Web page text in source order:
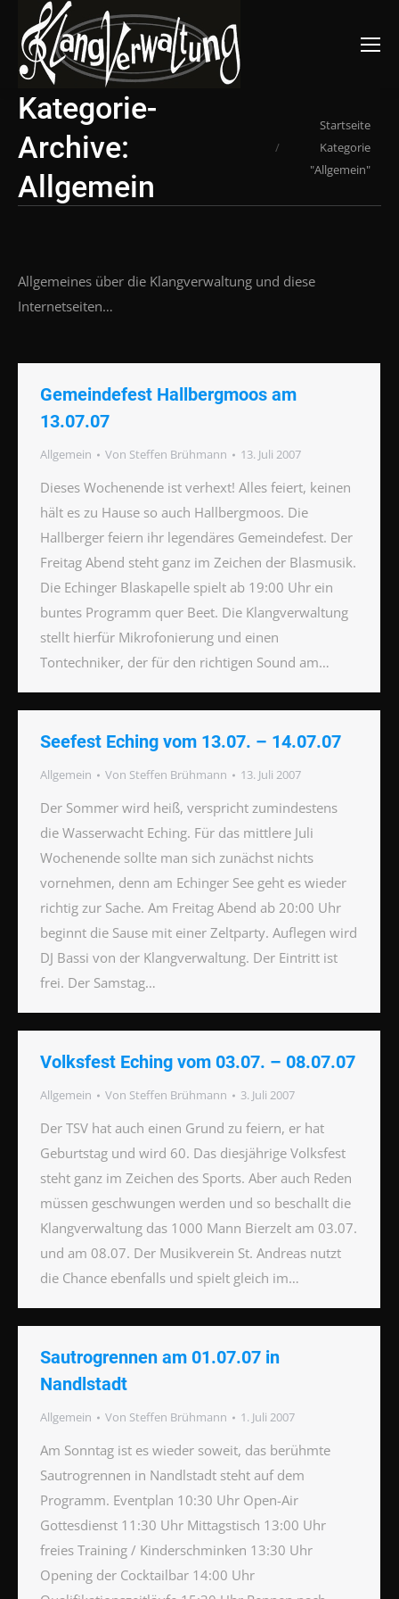
Suchen:
Kategorie-
Archive:
Allgemein
Du bist hier:Startseite
Kategorie
"Allgemein"
Allgemeines über die Klangverwaltung und diese
Internetseiten…
Gemeindefest Hallbergmoos am
13.07.07
Allgemein Von Steffen Brühmann 13. Juli 2007
Dieses Wochenende ist verhext! Alles feiert, keinen
hält es zu Hause so auch Hallbergmoos. Die
Hallberger feiern ihr legendäres Gemeindefest. Der
Freitag Abend steht ganz im Zeichen der Blasmusik.
Die Echinger Blaskapelle spielt ab 19:00 Uhr ein
buntes Programm quer Beet. Die Klangverwaltung
stellt hierfür Mikrofonierung und einen
Tontechniker, der für den richtigen Sound am…
Seefest Eching vom 13.07. – 14.07.07
Allgemein Von Steffen Brühmann 13. Juli 2007
Der Sommer wird heiß, verspricht zumindestens
die Wasserwacht Eching. Für das mittlere Juli
Wochenende sollte man sich zunächst nichts
vornehmen, denn am Echinger See geht es wieder
richtig zur Sache. Am Freitag Abend ab 20:00 Uhr
beginnt die Sause mit einer Zeltparty. Auflegen wird
DJ Bassi von der Klangverwaltung. Der Eintritt ist
frei. Der Samstag…
Volksfest Eching vom 03.07. – 08.07.07
Allgemein Von Steffen Brühmann 3. Juli 2007
Der TSV hat auch einen Grund zu feiern, er hat
Geburtstag und wird 60. Das diesjährige Volksfest
steht ganz im Zeichen des Sports. Aber auch Reden
müssen geschwungen werden und so beschallt die
Klangverwaltung das 1000 Mann Bierzelt am 03.07.
und am 08.07. Der Musikverein St. Andreas nutzt
die Chance ebenfalls und spielt gleich im…
Sautrogrennen am 01.07.07 in
Nandlstadt
Allgemein Von Steffen Brühmann 1. Juli 2007
Am Sonntag ist es wieder soweit, das berühmte
Sautrogrennen in Nandlstadt steht auf dem
Programm. Eventplan 10:30 Uhr Open-Air
Gottesdienst 11:30 Uhr Mittagstisch 13:00 Uhr
freies Training / Kinderschminken 13:30 Uhr
Opening der Cocktailbar 14:00 Uhr